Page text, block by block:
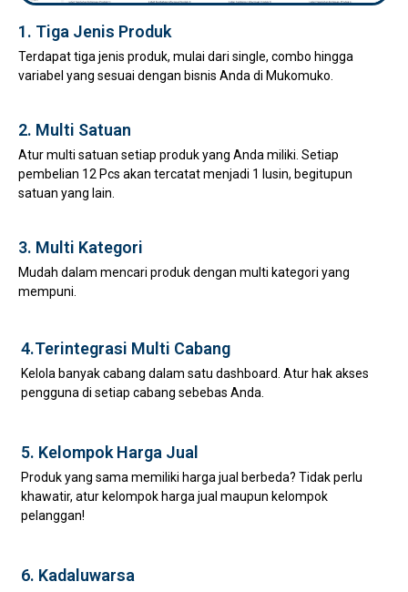
1. Tiga Jenis Produk
Terdapat tiga jenis produk, mulai dari single, combo hingga
variabel yang sesuai dengan bisnis Anda di Mukomuko.
2. Multi Satuan
Atur multi satuan setiap produk yang Anda miliki. Setiap
pembelian 12 Pcs akan tercatat menjadi 1 lusin, begitupun
satuan yang lain.
3. Multi Kategori
Mudah dalam mencari produk dengan multi kategori yang
mempuni.
4.Terintegrasi Multi Cabang
Kelola banyak cabang dalam satu dashboard. Atur hak akses
pengguna di setiap cabang sebebas Anda.
5. Kelompok Harga Jual
Produk yang sama memiliki harga jual berbeda? Tidak perlu
khawatir, atur kelompok harga jual maupun kelompok
pelanggan!
6. Kadaluwarsa